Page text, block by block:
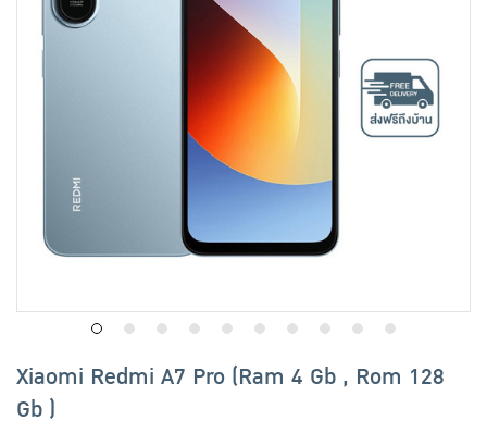
ย้อนกลับ
ขนมขบเคี้ยว และช็อคโกแลต
อาหารสด ผัก ผลไม้และเบเกอรี่
ย้อนกลับ
ย้อนกลับ
ย้อนกลับ
ย้อนกลับ
ย้อนกลับ
ย้อนกลับ
ย้อนกลับ
ย้อนกลับ
ย้อนกลับ
ย้อนกลับ
Xiaomi Redmi A7 Pro (Ram 4 Gb , Rom 128
Gb )